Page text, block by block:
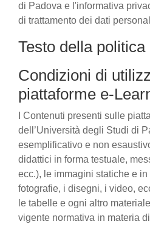
di Padova e l'informativa
di trattamento dei dati
Testo della politica
Condizioni di
piattaforme e-
I Contenuti presenti sulle
dell’Università degli Studi di
esemplificativo e non
didattici in forma testuale,
ecc.), le immagini statiche e
fotografie, i disegni, i video,
le tabelle e ogni altro
vigente normativa in materia